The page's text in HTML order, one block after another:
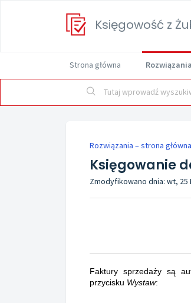
Księgowość z
Strona główna Rozwiązania
Rozwiązania – strona główna
Księgowanie
Zmodyfikowano dnia: wt, 25
Faktury sprzedaży są
przycisku Wystaw: